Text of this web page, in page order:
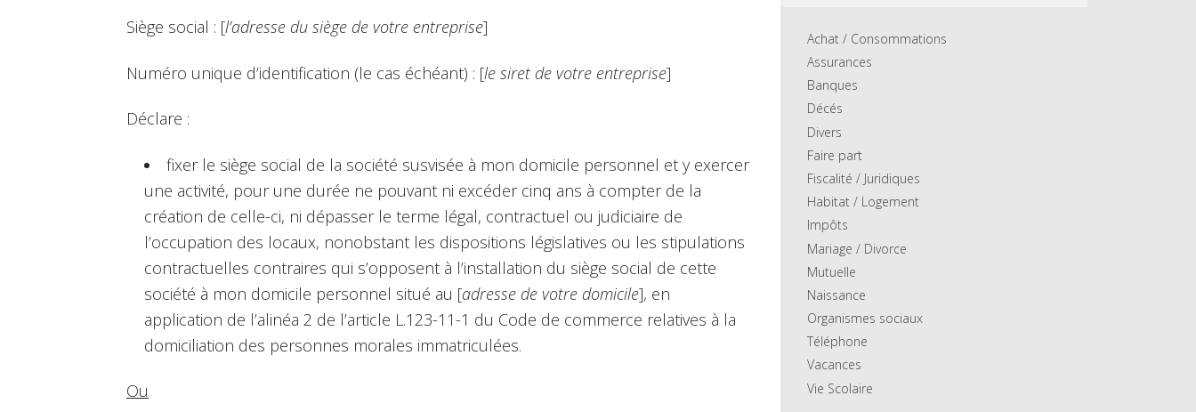
Siège social : [l’adresse du siège de votre entreprise]
Numéro unique d’identification (le cas échéant) : [le siret de votre entreprise]
Déclare :
fixer le siège social de la société susvisée à mon domicile personnel et y exercer
une activité, pour une durée ne pouvant ni excéder cinq ans à compter de la
création de celle-ci, ni dépasser le terme légal, contractuel ou judiciaire de
l’occupation des locaux, nonobstant les dispositions législatives ou les stipulations
contractuelles contraires qui s’opposent à l’installation du siège social de cette
société à mon domicile personnel situé au [adresse de votre domicile], en
application de l’alinéa 2 de l’article L.123-11-1 du Code de commerce relatives à la
domiciliation des personnes morales immatriculées.
Ou
Achat / Consommations
Assurances
Banques
Décés
Divers
Faire part
Fiscalité / Juridiques
Habitat / Logement
Impôts
Mariage / Divorce
Mutuelle
Naissance
Organismes sociaux
Téléphone
Vacances
Vie Scolaire